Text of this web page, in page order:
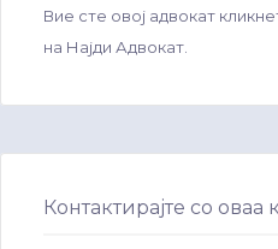
Вие сте овој адвокат
на Најди Адвокат.
Контактирајте со оваа